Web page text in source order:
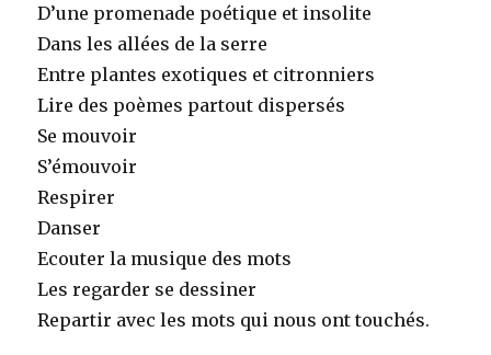
D’une promenade poétique et insolite
Dans les allées de la serre
Entre plantes exotiques et citronniers
Lire des poèmes partout dispersés
Se mouvoir
S’émouvoir
Respirer
Danser
Ecouter la musique des mots
Les regarder se dessiner
Repartir avec les mots qui nous ont touchés.